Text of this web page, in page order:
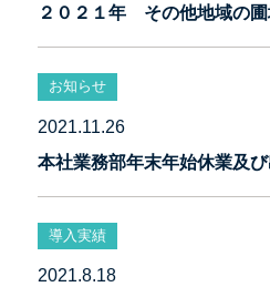
２０２１年 その他地域の
お知らせ
2021.11.26
本社業務部年末年始休業及
導入実績
2021.8.18